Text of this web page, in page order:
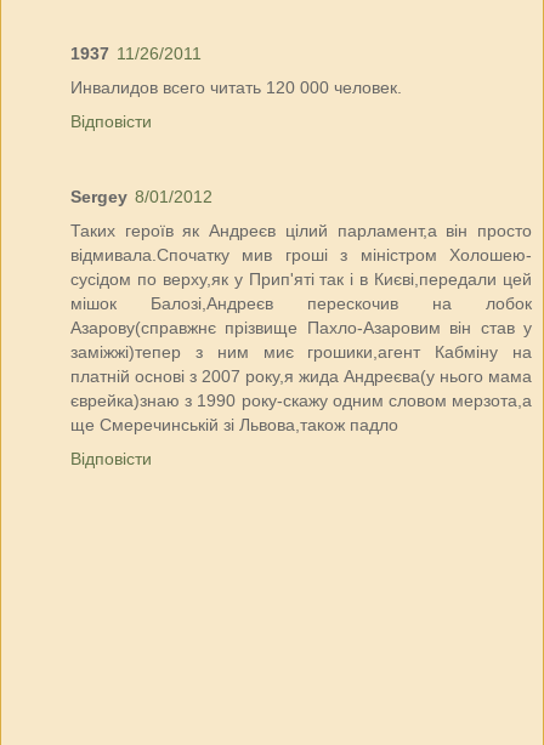
1937 11/26/2011
Инвалидов всего читать 120 000 человек.
Відповісти
Sergey 8/01/2012
Таких героїв як Андреєв цілий парламент,а він просто
відмивала.Спочатку мив гроші з міністром Холошею-
сусідом по верху,як у Прип'яті так і в Києві,передали цей
мішок Балозі,Андреєв перескочив на лобок
Азарову(справжнє прізвище Пахло-Азаровим він став у
заміжжі)тепер з ним миє грошики,агент Кабміну на
платній основі з 2007 року,я жида Андреєва(у нього мама
єврейка)знаю з 1990 року-скажу одним словом мерзота,а
ще Смеречинській зі Львова,також падло
Відповісти